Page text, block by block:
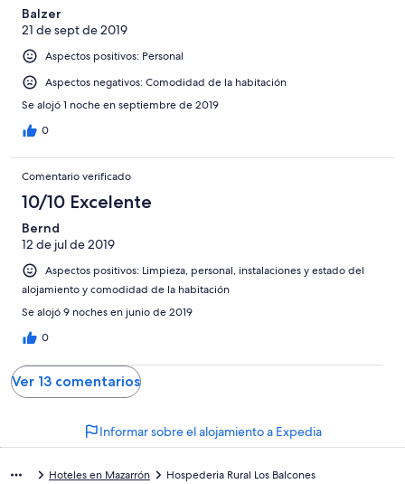
Balzer
21 de sept de 2019
Aspectos positivos: Personal
Aspectos negativos: Comodidad de la habitación
Se alojó 1 noche en septiembre de 2019
0
Comentario verificado
10/10 Excelente
Bernd
12 de jul de 2019
Aspectos positivos: Limpieza, personal, instalaciones y estado del
alojamiento y comodidad de la habitación
Se alojó 9 noches en junio de 2019
0
Ver 13 comentarios
Informar sobre el alojamiento a Expedia
Hoteles en Mazarrón Hospederia Rural Los Balcones